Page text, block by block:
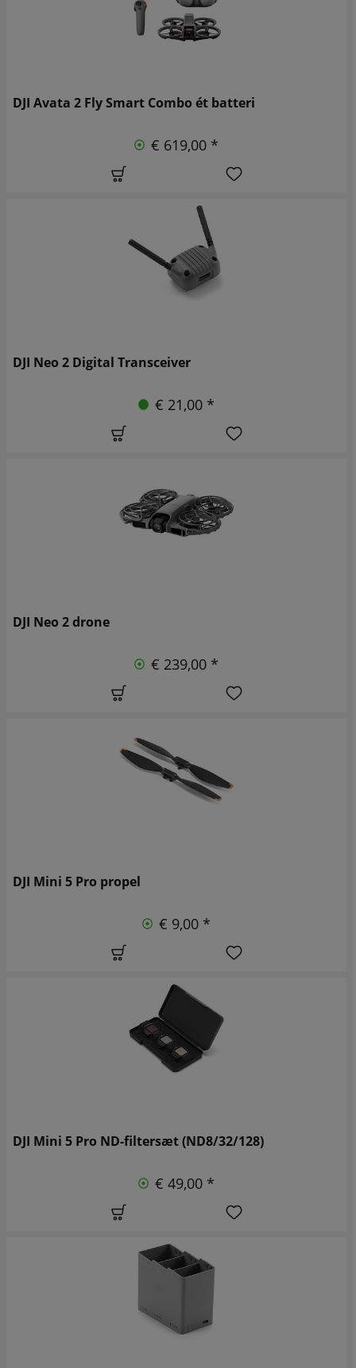
DJI Avata 2 Fly Smart Combo ét batteri
€ 619,00 *
DJI Neo 2 Digital Transceiver
€ 21,00 *
DJI Neo 2 drone
€ 239,00 *
DJI Mini 5 Pro propel
€ 9,00 *
DJI Mini 5 Pro ND-filtersæt (ND8/32/128)
€ 49,00 *